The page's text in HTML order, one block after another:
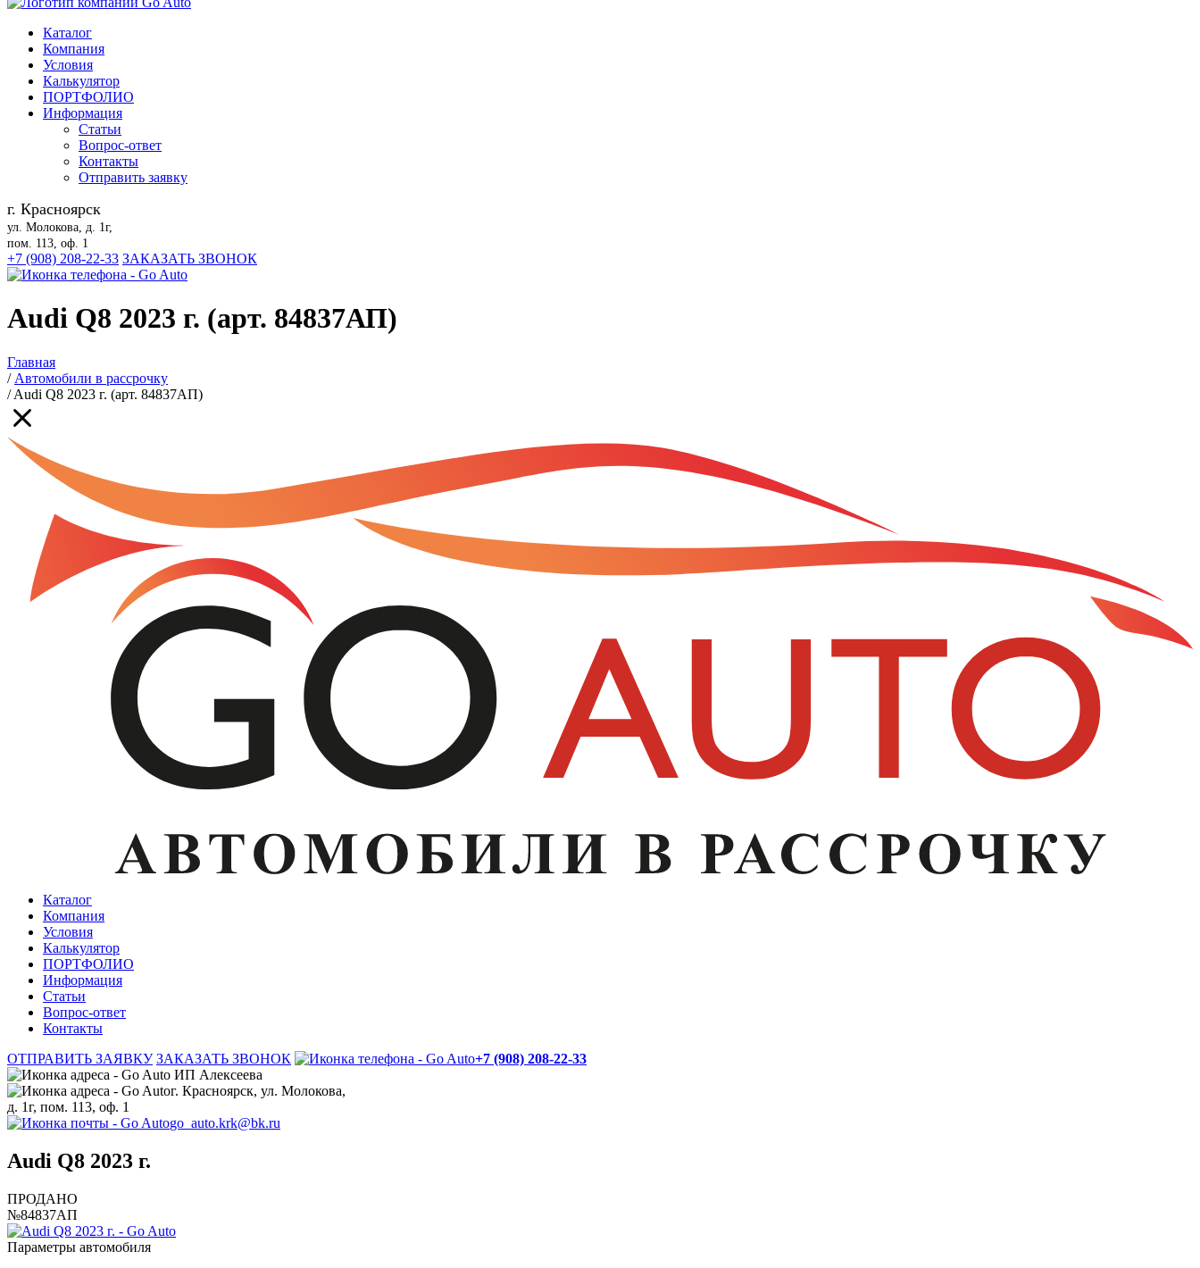
Каталог
Компания
Условия
Калькулятор
ПОРТФОЛИО
Информация
Статьи
Вопрос-ответ
Контакты
Отправить заявку
г. Красноярск
ул. Молокова, д. 1г,
пом. 113, оф. 1
+7 (908) 208-22-33 ЗАКАЗАТЬ ЗВОНОК
Audi Q8 2023 г. (арт. 84837АП)
Главная
/ Автомобили в рассрочку
/Audi Q8 2023 г. (арт. 84837АП)
Каталог
Компания
Условия
Калькулятор
ПОРТФОЛИО
Информация
Статьи
Вопрос-ответ
Контакты
ОТПРАВИТЬ ЗАЯВКУ ЗАКАЗАТЬ ЗВОНОК
+7 (908) 208-22-33
ИП Алексеева
г. Красноярск, ул. Молокова,
д. 1г, пом. 113, оф. 1
go_auto.krk@bk.ru
Audi Q8 2023 г.
ПРОДАНО
№84837АП
Параметры автомобиля